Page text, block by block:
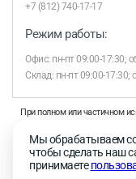
+7 (812) 740-17-17
Режим работы:
Офис: пн-пт 09:00-17:30;
Склад: пн-пт 09:00-17:30;
При полном или частичном
Продолжая работу с сайтом,
на обработку персональных
ретаргетинга,
Мы обрабатываем
чтобы сделать наш
принимаете